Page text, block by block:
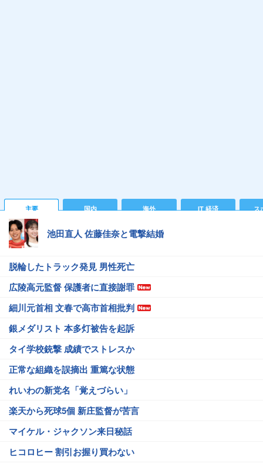
主要 国内 海外 IT 経済 ス
池田直人 佐藤佳奈と電撃結婚
脱輪したトラック発見 男性死亡
広陵高元監督 保護者に直接謝罪
細川元首相 文春で高市首相批判
銀メダリスト 本多灯被告を起訴
タイ学校銃撃 成績でストレスか
正常な組織を誤摘出 重篤な状態
れいわの新党名「覚えづらい」
楽天から死球5個 新庄監督が苦言
マイケル・ジャクソン来日秘話
ヒコロヒー 割引お握り買わない